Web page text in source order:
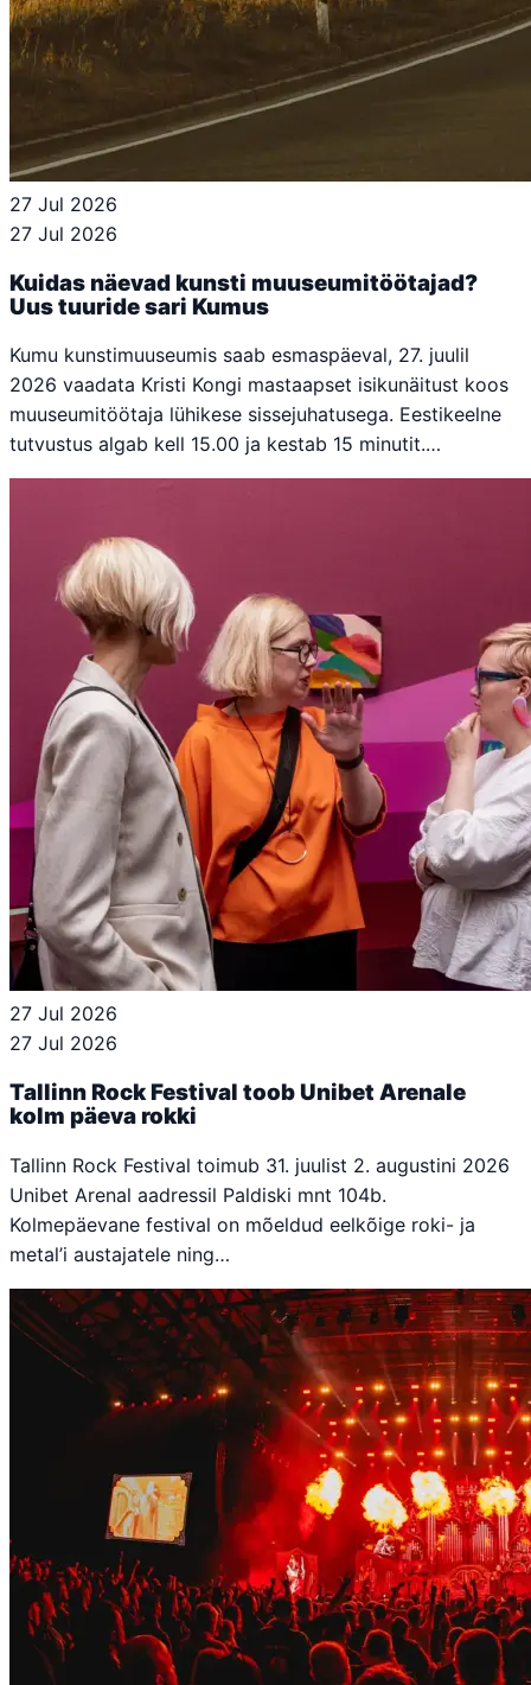
27 Jul 2026
27 Jul 2026
Kuidas näevad kunsti muuseumitöötajad?
Uus tuuride sari Kumus
Kumu kunstimuuseumis saab esmaspäeval, 27. juulil
2026 vaadata Kristi Kongi mastaapset isikunäitust koos
muuseumitöötaja lühikese sissejuhatusega. Eestikeelne
tutvustus algab kell 15.00 ja kestab 15 minutit.…
27 Jul 2026
27 Jul 2026
Tallinn Rock Festival toob Unibet Arenale
kolm päeva rokki
Tallinn Rock Festival toimub 31. juulist 2. augustini 2026
Unibet Arenal aadressil Paldiski mnt 104b.
Kolmepäevane festival on mõeldud eelkõige roki- ja
metal’i austajatele ning…